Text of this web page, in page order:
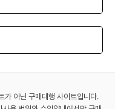
가 아닌 구매대행 사이트입니다.